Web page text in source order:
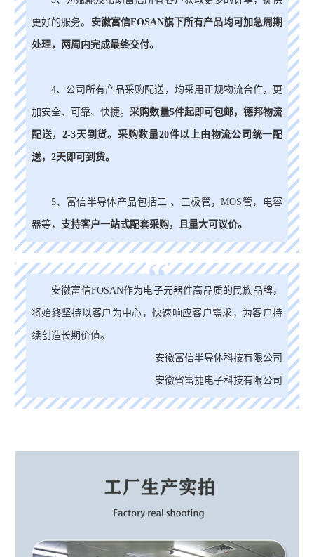
更好的服务。 安徽富信FOSAN旗下所有产品均可加急周期
处理，两周内完成最终交付。
4、公司所有产品采购配送，均采用正规物流合作，更
加安全、可靠、快捷。采购数量5件起即可包邮，德邦物流
配送，2-3天到货。采购数量20件以上由物流公司统一配
送，2天即可到货。
5、富信半导体产品包括二 、三极管，MOS管，电容
器等， 支持客户一站式配套采购，且量大可议价。
“
安徽富信FOSAN作为电子元器件高品质的民族品牌，
将始终坚持以客户为中心，快速响应客户需求，为客户持
续创造长期价值。
安徽富信半导体科技有限公司
安徽省富捷电子科技有限公司